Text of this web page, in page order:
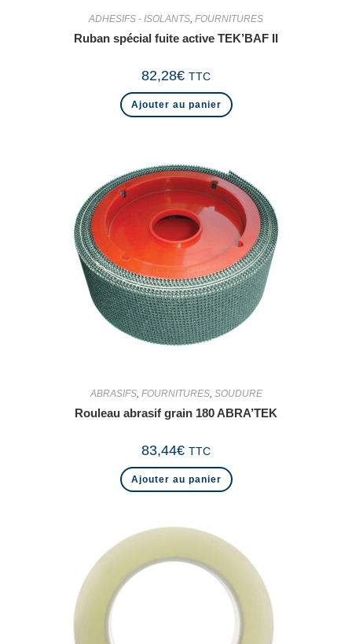
ADHESIFS - ISOLANTS, FOURNITURES
Ruban spécial fuite active TEK’BAF II
82,28€ TTC
Ajouter au panier
ABRASIFS, FOURNITURES, SOUDURE
Rouleau abrasif grain 180 ABRA’TEK
83,44€ TTC
Ajouter au panier